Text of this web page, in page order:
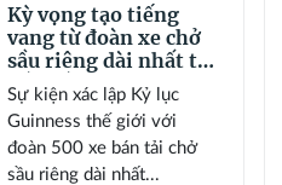
Kỳ vọng tạo tiếng
vang từ đoàn xe chở
sầu riêng dài nhất tại
Đắk Lắk
Sự kiện xác lập Kỷ lục
Guinness thế giới với
đoàn 500 xe bán tải chở
sầu riêng dài nhất...